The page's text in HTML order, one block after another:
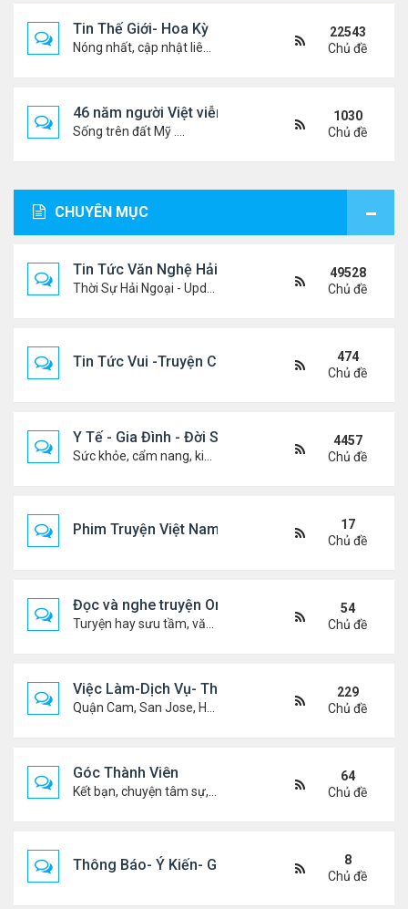
Tin Thế Giới- Hoa Kỳ
22543
Chủ đề
46 năm người Việt viễn xứ
Sống trên đất Mỹ ....
1030
Chủ đề
CHUYÊN MỤC
Tin Tức Văn Nghệ Hải Ngoại
49528
Chủ đề
Tin Tức Vui -Truyện Cười- Video Hài
474
Chủ đề
Y Tế - Gia Đình - Đời Sống
4457
Chủ đề
Phim Truyện Việt Nam Online
17
Chủ đề
Đọc và nghe truyện Online
54
Chủ đề
Việc Làm-Dịch Vụ- Thuê Nhà
229
Chủ đề
Góc Thành Viên
64
Chủ đề
Thông Báo- Ý Kiến- Góp Ý- Liên Lạc
8
Chủ đề